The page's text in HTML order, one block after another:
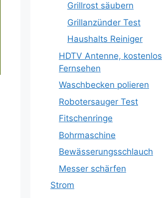
Grillrost säubern
Grillanzünder Test
Haushalts Reiniger
HDTV Antenne, kostenlos
Fernsehen
Waschbecken polieren
Robotersauger Test
Fitschenringe
Bohrmaschine
Bewässerungsschlauch
Messer schärfen
Strom